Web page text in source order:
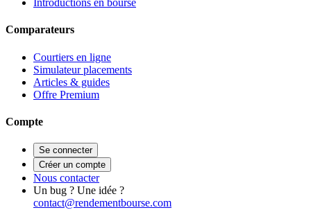
Introductions en bourse
Comparateurs
Courtiers en ligne
Simulateur placements
Articles & guides
Offre Premium
Compte
Se connecter
Créer un compte
Nous contacter
Un bug ? Une idée ?
contact@rendementbourse.com